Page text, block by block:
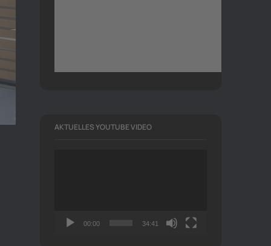
AKTUELLES YOUTUBE VIDEO
00:00 34:41